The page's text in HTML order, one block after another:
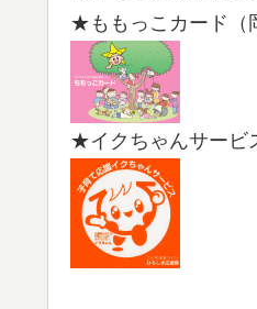
★ももっこカード
★イクちゃんサービ